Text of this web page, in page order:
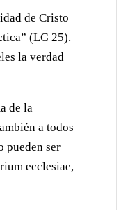
de Cristo
(LG 25).
la verdad
de la
a todos
pueden ser
ecclesiae,